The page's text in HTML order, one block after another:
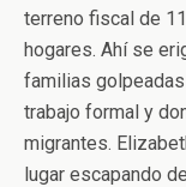
terreno fiscal de
hogares. Ahí se
familias
trabajo formal y
migrantes.
lugar escapando